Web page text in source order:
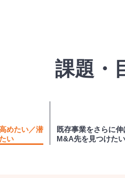
課題・
めたい／潜
い
既存事業をさらに
M&A先を見つけた